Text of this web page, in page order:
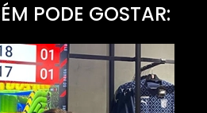
PODE GOSTAR: